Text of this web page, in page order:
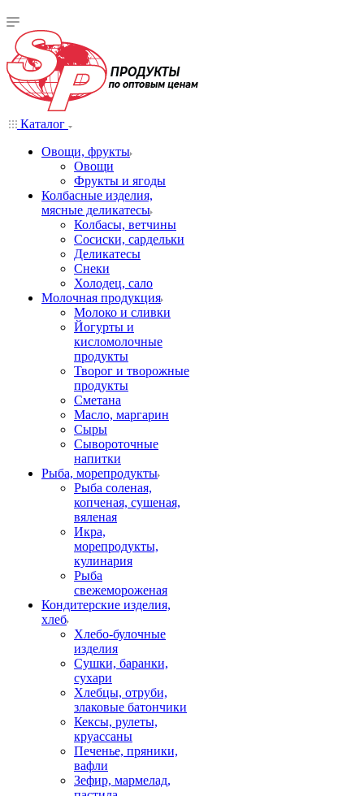
Каталог
Овощи, фрукты
Овощи
Фрукты и ягоды
Колбасные изделия,
мясные деликатесы
Колбасы, ветчины
Сосиски, сардельки
Деликатесы
Снеки
Холодец, сало
Молочная продукция
Молоко и сливки
Йогурты и
кисломолочные
продукты
Творог и творожные
продукты
Сметана
Масло, маргарин
Сыры
Сывороточные
напитки
Рыба, морепродукты
Рыба соленая,
копченая, сушеная,
вяленая
Икра,
морепродукты,
кулинария
Рыба
свежемороженая
Кондитерские изделия,
хлеб
Хлебо-булочные
изделия
Сушки, баранки,
сухари
Хлебцы, отруби,
злаковые батончики
Кексы, рулеты,
круассаны
Печенье, пряники,
вафли
Зефир, мармелад,